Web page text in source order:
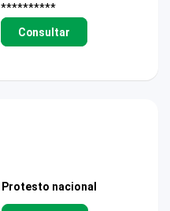
**********
Consultar
Protesto nacional